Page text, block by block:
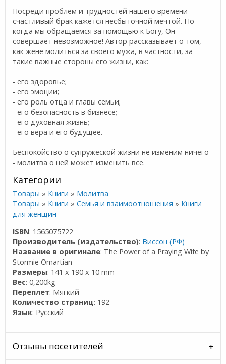
Посреди проблем и трудностей нашего времени
счастливый брак кажется несбыточной мечтой. Но
когда мы обращаемся за помощью к Богу, Он
совершает невозможное! Автор рассказывает о том,
как жене молиться за своего мужа, в частности, за
такие важные стороны его жизни, как:
- его здоровье;
- его эмоции;
- его роль отца и главы семьи;
- его безопасность в бизнесе;
- его духовная жизнь;
- его вера и его будущее.
Беспокойство о супружеской жизни не изменим ничего
- молитва о ней может изменить все.
Категории
Товары » Книги » Молитва
Товары » Книги »Семья и взаимоотношения » Книги
для женщин
ISBN: 1565075722
Производитель (издательство): Виссон (РФ)
Название в оригинале: The Power of a Praying Wife by
Stormie Omartian
Размеры: 141 x 190 x 10 mm
Вес: 0,200kg
Переплет: Мягкий
Количество страниц: 192
Язык: Русский
Отзывы посетителей